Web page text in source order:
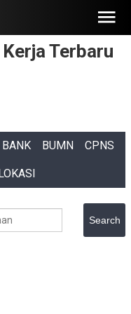
Terbaru
BANK BUMN CPNS